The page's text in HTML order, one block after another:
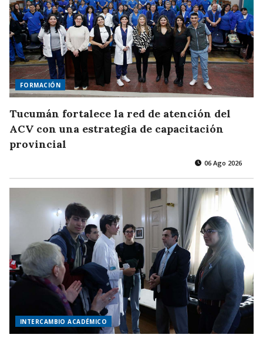
FORMACIÓN
Tucumán fortalece la red de atención del
ACV con una estrategia de capacitación
provincial
06 Ago 2026
INTERCAMBIO ACADÉMICO